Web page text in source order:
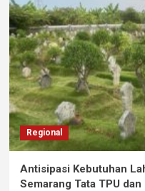
Regional
Antisipasi Kebutuhan
Semarang Tata TPU